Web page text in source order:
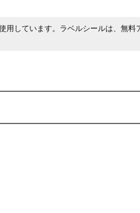
しています。ラベルシールは、無